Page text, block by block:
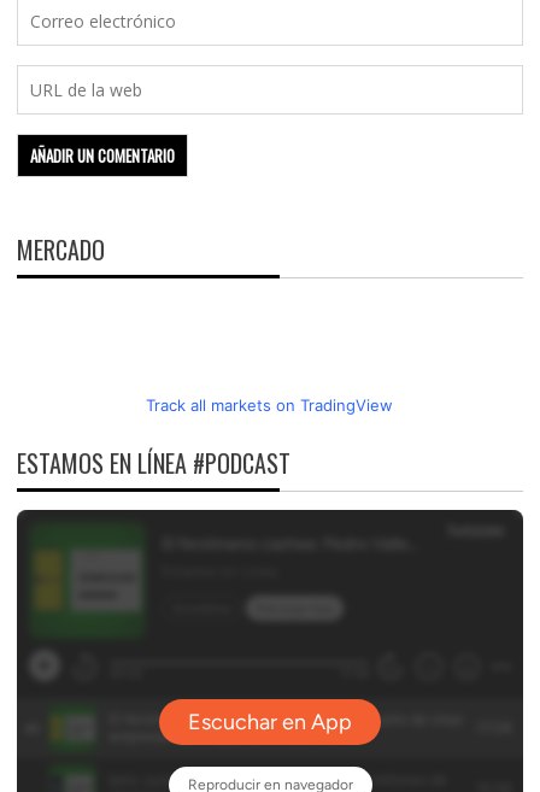
MERCADO
Track all markets on TradingView
ESTAMOS EN LÍNEA #PODCAST